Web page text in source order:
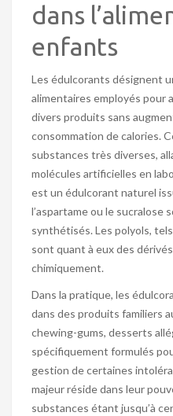
dans
enfants
Les édulcorants désignent
alimentaires employés pour
divers produits sans
consommation de calories.
substances très diverses,
molécules artificielles en
est un édulcorant naturel
l’aspartame ou le
synthétisés. Les polyols,
sont quant à eux des
chimiquement.
Dans la pratique, les
dans des produits familiers
chewing-gums, desserts
spécifiquement formulés
gestion de certaines
majeur réside dans leur
substances étant jusqu’à